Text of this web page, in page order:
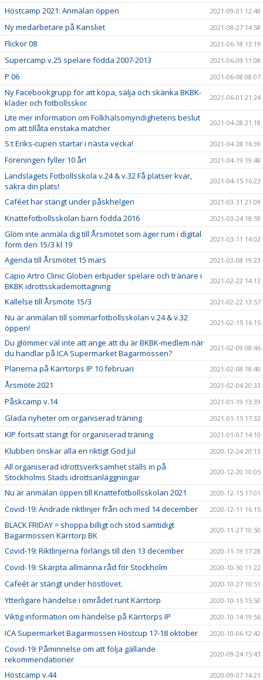
Höstcamp 2021: Anmälan öppen 2021-09-01 12:48
Ny medarbetare på Kansliet 2021-08-27 14:58
Flickor 08 2021-06-18 13:19
Supercamp v.25 spelare födda 2007-2013 2021-06-09 11:08
P 06 2021-06-08 08:07
Ny Facebookgrupp för att köpa, sälja och skänka BKBK-
kläder och fotbollsskor
2021-06-01 21:24
Lite mer information om Folkhälsomyndighetens beslut
om att tillåta enstaka matcher
2021-04-28 21:18
S:t Eriks-cupen startar i nästa vecka! 2021-04-28 16:39
Föreningen fyller 10 år! 2021-04-19 19:48
Landslagets Fotbollsskola v.24 & v.32 Få platser kvar,
säkra din plats!
2021-04-15 16:23
Caféet har stängt under påskhelgen 2021-03-31 21:09
Knattefotbollsskolan barn födda 2016 2021-03-24 18:59
Glöm inte anmäla dig till Årsmötet som äger rum i digital
form den 15/3 kl 19
2021-03-11 14:02
Agenda till Årsmötet 15 mars 2021-03-08 19:23
Capio Artro Clinic Globen erbjuder spelare och tränare i
BKBK idrottsskademottagning
2021-02-22 14:13
Kallelse till Årsmöte 15/3 2021-02-22 13:57
Nu är anmälan till sommarfotbollsskolan v.24 & v.32
öppen!
2021-02-15 16:15
Du glömmer väl inte att ange att du är BKBK-medlem när
du handlar på ICA Supermarket Bagarmossen?
2021-02-09 08:46
Planerna på Kärrtorps IP 10 februari 2021-02-08 18:40
Årsmöte 2021 2021-02-04 20:33
Påskcamp v.14 2021-01-19 13:39
Glada nyheter om organiserad träning 2021-01-15 17:32
KIP fortsatt stängt för organiserad träning 2021-01-07 14:10
Klubben önskar alla en riktigt God Jul 2020-12-24 20:13
All organiserad idrottsverksamhet ställs in på
Stockholms Stads idrottsanläggningar
2020-12-20 10:05
Nu är anmälan öppen till Knattefotbollsskolan 2021 2020-12-15 17:01
Covid-19: Ändrade riktlinjer från och med 14 december 2020-12-11 16:15
BLACK FRIDAY = shoppa billigt och stöd samtidigt
Bagarmossen Kärrtorp BK
2020-11-27 10:50
Covid-19: Riktlinjerna förlängs till den 13 december 2020-11-19 17:28
Covid-19: Skärpta allmänna råd för Stockholm 2020-10-30 11:22
Cafeét är stängt under höstlovet. 2020-10-27 10:51
Ytterligare händelse i området runt Kärrtorp 2020-10-15 15:50
Viktig information om händelse på Kärrtorps IP 2020-10-14 19:56
ICA Supermarket Bagarmossen Höstcup 17-18 oktober 2020-10-06 12:42
Covid-19: Påminnelse om att följa gällande
rekommendationer
2020-09-24 15:43
Höstcamp v.44 2020-09-07 14:21